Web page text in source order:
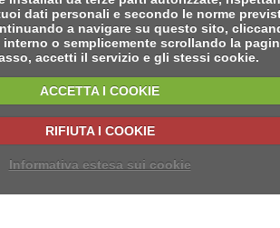
dati personali e secondo le norme
a navigare su questo sito,
o semplicemente scrollando la
accetti il servizio e gli stessi cookie.
ACCETTA I COOKIE
RIFIUTA I COOKIE
Informativa estesa sui cookie